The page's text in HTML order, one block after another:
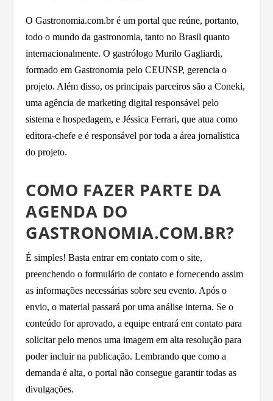
O Gastronomia.com.br é um portal que reúne, portanto,
todo o mundo da gastronomia, tanto no Brasil quanto
internacionalmente. O gastrólogo Murilo Gagliardi,
formado em Gastronomia pelo CEUNSP, gerencia o
projeto. Além disso, os principais parceiros são a Coneki,
uma agência de marketing digital responsável pelo
sistema e hospedagem, e Jéssica Ferrari, que atua como
editora-chefe e é responsável por toda a área jornalística
do projeto.
COMO FAZER PARTE DA
AGENDA DO
GASTRONOMIA.COM.BR?
É simples! Basta entrar em contato com o site,
preenchendo o formulário de contato e fornecendo assim
as informações necessárias sobre seu evento. Após o
envio, o material passará por uma análise interna. Se o
conteúdo for aprovado, a equipe entrará em contato para
solicitar pelo menos uma imagem em alta resolução para
poder incluir na publicação. Lembrando que como a
demanda é alta, o portal não consegue garantir todas as
divulgações.